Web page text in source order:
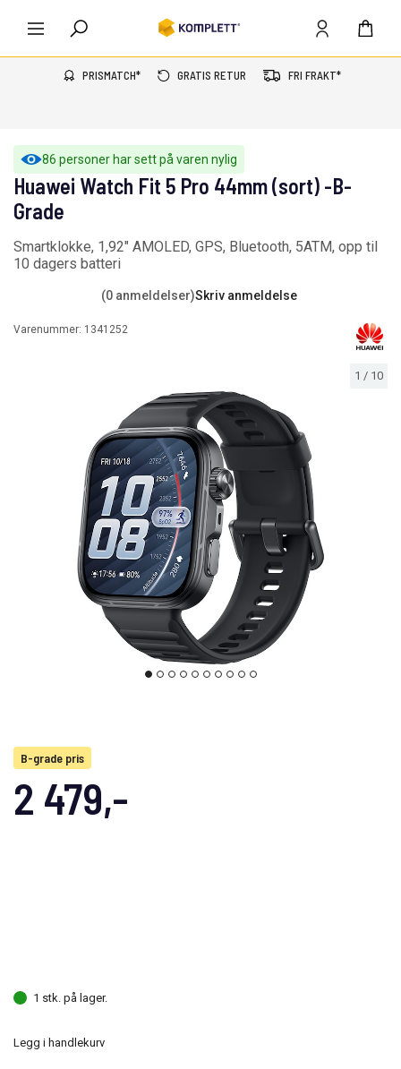
PRISMATCH* GRATIS RETUR FRI FRAKT*
86 personer har sett på varen nylig
1 / 10
Huawei Watch Fit 5 Pro 44mm (sort) -B-
Grade
Smartklokke, 1,92" AMOLED, GPS, Bluetooth, 5ATM, opp til
10 dagers batteri
(0 anmeldelser)Skriv anmeldelse
Varenummer: 1341252
B-grade pris
2 479,-
1 stk. på lager.
Legg i handlekurv